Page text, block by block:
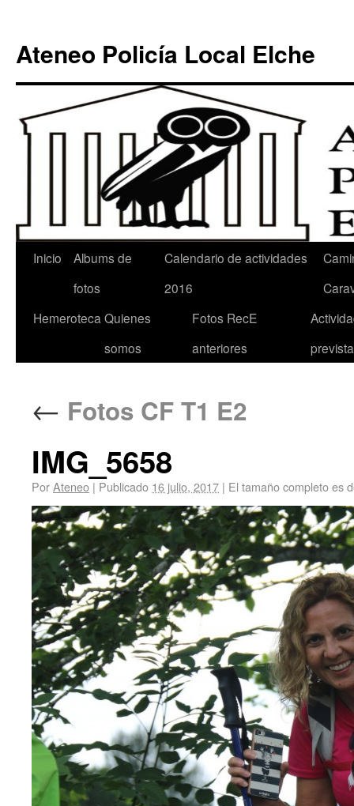
Ateneo Policía Local Elche
Inicio
Albums de
fotos
Calendario de actividades
2016
Hemeroteca Quienes
somos
Fotos RecE
anteriores
← Fotos CF T1 E2
IMG_5658
PorAteneo | Publicado 16 julio, 2017 | El tamaño completo es